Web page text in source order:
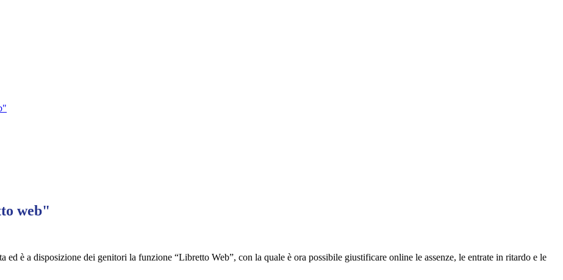
web"
ed è a disposizione dei genitori la funzione “Libretto Web”, con la quale è ora possibile giustificare online le assenze, le entrate in ritardo e le